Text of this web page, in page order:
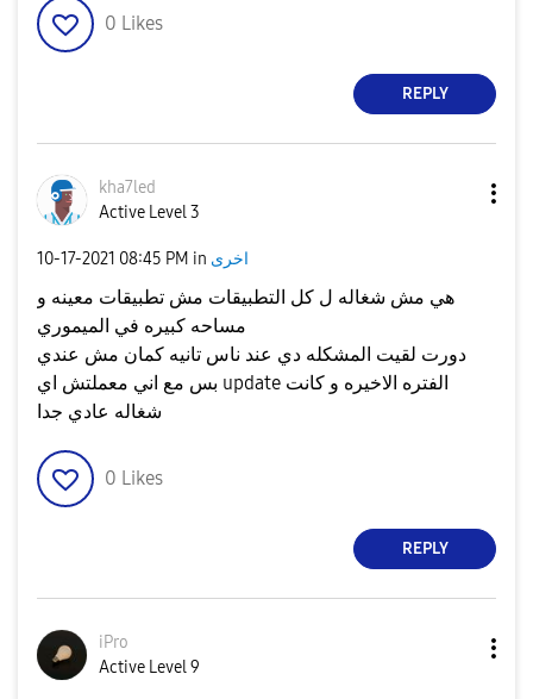
0 Likes
REPLY
kha7led
Active Level 3
‎10-17-2021 08:45 PM in اخرى
هي مش شغاله ل كل التطبيقات مش تطبيقات معينه و
مساحه كبيره في الميموري
دورت لقيت المشكله دي عند ناس تانيه كمان مش عندي
بس مع اني معملتش اي update الفتره الاخيره و كانت
شغاله عادي جدا
0 Likes
REPLY
iPro
Active Level 9